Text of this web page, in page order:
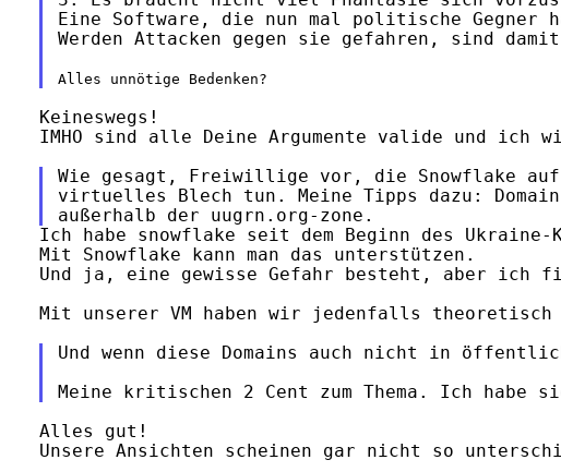
Eine Software, die nun mal politische
Werden Attacken gegen sie gefahren, sind
Alles unnötige Bedenken?
Keineswegs!
IMHO sind alle Deine Argumente valide und ich
Wie gesagt, Freiwillige vor, die Snowflake
virtuelles Blech tun. Meine Tipps dazu:
Ich habe snowflake seit dem Beginn des
Mit Snowflake kann man das unterstützen.
Und ja, eine gewisse Gefahr besteht, aber ich
Mit unserer VM haben wir jedenfalls
Und wenn diese Domains auch nicht in
Alles gut!
Unsere Ansichten scheinen gar nicht so